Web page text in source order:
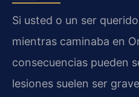
Si usted o un ser
mientras caminaba en
consecuencias pueden
lesiones suelen ser